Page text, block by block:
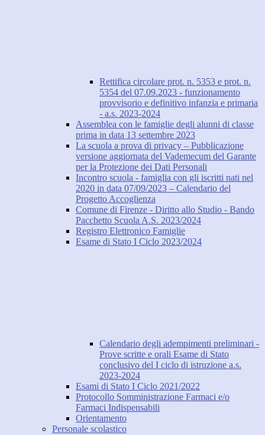
Rettifica circolare prot. n. 5353 e prot. n.
5354 del 07.09.2023 - funzionamento
provvisorio e definitivo infanzia e primaria
- a.s. 2023-2024
Assemblea con le famiglie degli alunni di classe
prima in data 13 settembre 2023
La scuola a prova di privacy – Pubblicazione
versione aggiornata del Vademecum del Garante
per la Protezione dei Dati Personali
Incontro scuola - famiglia con gli iscritti nati nel
2020 in data 07/09/2023 – Calendario del
Progetto Accoglienza
Comune di Firenze - Diritto allo Studio - Bando
Pacchetto Scuola A.S. 2023/2024
Registro Elettronico Famiglie
Esame di Stato I Ciclo 2023/2024
Calendario degli adempimenti preliminari -
Prove scritte e orali Esame di Stato
conclusivo del I ciclo di istruzione a.s.
2023-2024
Esami di Stato I Ciclo 2021/2022
Protocollo Somministrazione Farmaci e/o
Farmaci Indispensabili
Orientamento
Personale scolastico